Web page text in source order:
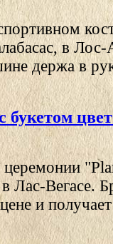
в
держа в
Лас-Вегасе.
и